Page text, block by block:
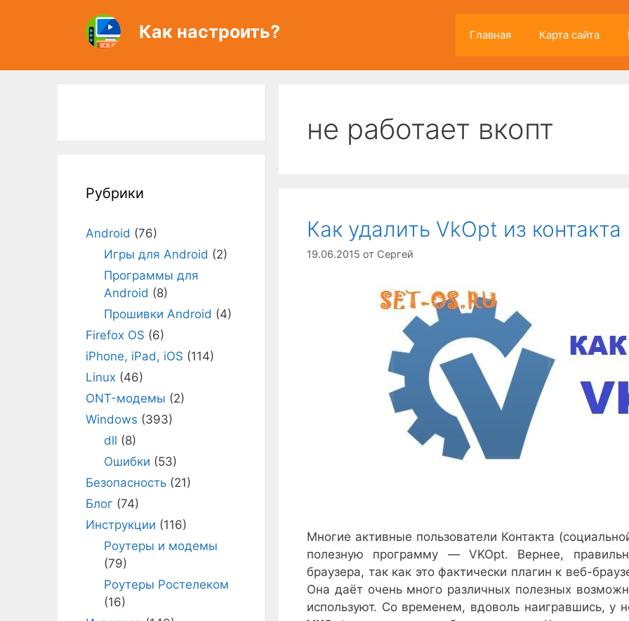
Как настроить? Главная Карта сайта
не работает вкопт
Как удалить VkOpt из
19.06.2015 от Сергей
Многие активные пользователи Контакта
полезную программу — VKOpt. Вернее,
браузера, так как это фактически плагин к веб-
Она даёт очень много различных полезных
используют. Со временем, вдоволь наигравшись, у
Рубрики
Android (76)
Игры для Android (2)
Программы для
Android (8)
Прошивки Android (4)
Firefox OS (6)
iPhone, iPad, iOS (114)
Linux (46)
ONT-модемы (2)
Windows (393)
dll (8)
Ошибки (53)
Безопасность (21)
Блог (74)
Инструкции (116)
Роутеры и модемы
(79)
Роутеры Ростелеком
(16)